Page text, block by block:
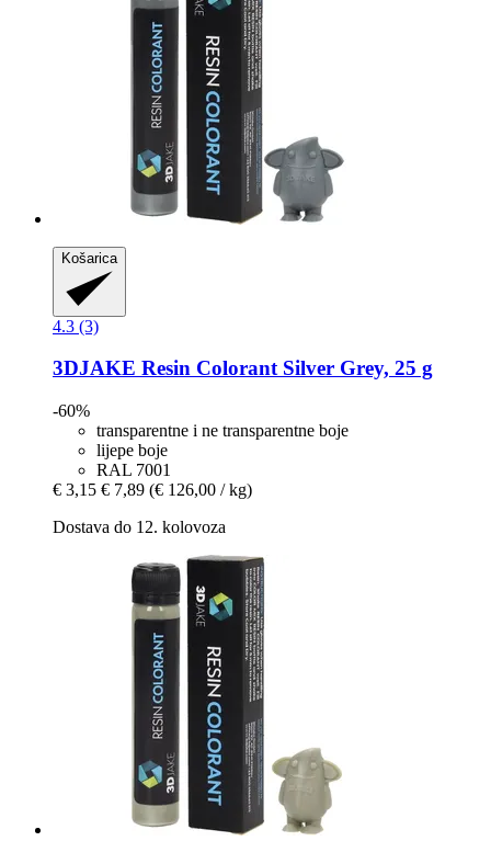
Košarica
4.3 (3)
3DJAKE Resin Colorant Silver Grey, 25 g
-60%
transparentne i ne transparentne boje
lijepe boje
RAL 7001
€ 3,15 € 7,89 (€ 126,00 / kg)
Dostava do 12. kolovoza